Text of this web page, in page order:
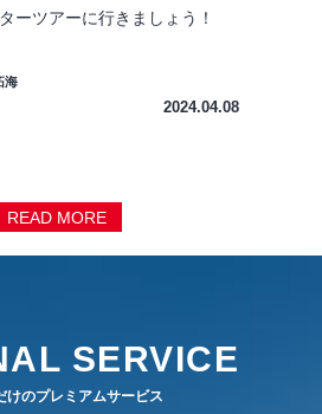
ーツアーに行きましょう！
海
2024.04.08
READ MORE
SERVICE
けのプレミアムサービス